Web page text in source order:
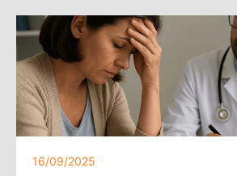
16/09/2025